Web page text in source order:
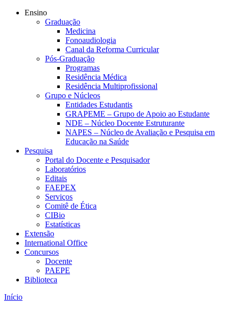
Ensino
Graduação
Medicina
Fonoaudiologia
Canal da Reforma Curricular
Pós-Graduação
Programas
Residência Médica
Residência Multiprofissional
Grupo e Núcleos
Entidades Estudantis
GRAPEME – Grupo de Apoio ao Estudante
NDE – Núcleo Docente Estruturante
NAPES – Núcleo de Avaliação e Pesquisa em
Educação na Saúde
Pesquisa
Portal do Docente e Pesquisador
Laboratórios
Editais
FAEPEX
Serviços
Comitê de Ética
CIBio
Estatísticas
Extensão
International Office
Concursos
Docente
PAEPE
Biblioteca
Início